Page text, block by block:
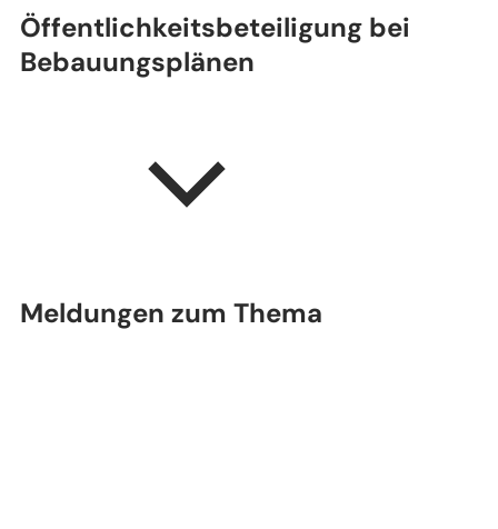
Öffentlichkeitsbeteiligung bei
Bebauungsplänen
Meldungen zum Thema